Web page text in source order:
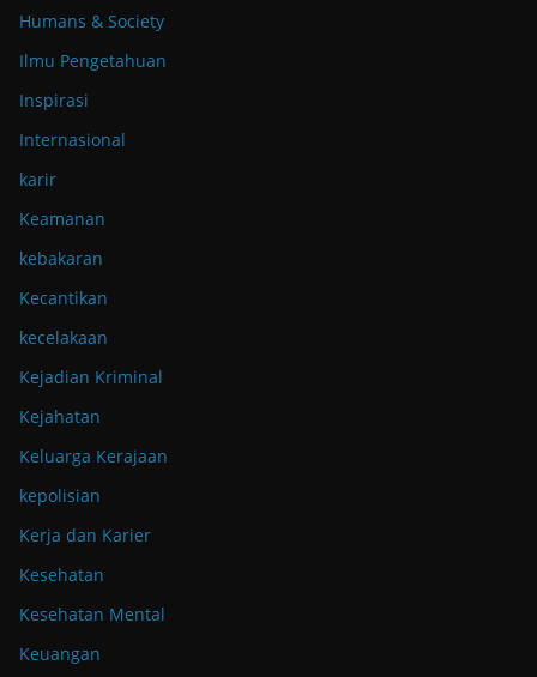
Humans & Society
Ilmu Pengetahuan
Inspirasi
Internasional
karir
Keamanan
kebakaran
Kecantikan
kecelakaan
Kejadian Kriminal
Kejahatan
Keluarga Kerajaan
kepolisian
Kerja dan Karier
Kesehatan
Kesehatan Mental
Keuangan